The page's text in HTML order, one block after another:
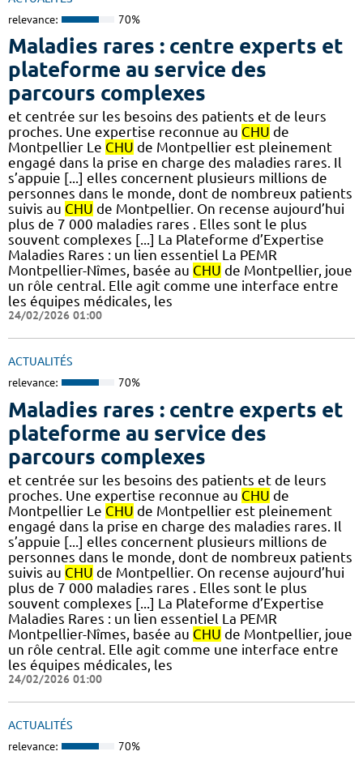
relevance: 70%
Maladies rares : centre experts et
plateforme au service des
parcours complexes
et centrée sur les besoins des patients et de leurs
proches. Une expertise reconnue au CHU de
Montpellier Le CHU de Montpellier est pleinement
engagé dans la prise en charge des maladies rares. Il
s’appuie [...] elles concernent plusieurs millions de
personnes dans le monde, dont de nombreux patients
suivis au CHU de Montpellier. On recense aujourd’hui
plus de 7 000 maladies rares . Elles sont le plus
souvent complexes [...] La Plateforme d’Expertise
Maladies Rares : un lien essentiel La PEMR
Montpellier-Nîmes, basée au CHU de Montpellier, joue
un rôle central. Elle agit comme une interface entre
les équipes médicales, les
24/02/2026 01:00
ACTUALITÉS
relevance: 70%
Maladies rares : centre experts et
plateforme au service des
parcours complexes
et centrée sur les besoins des patients et de leurs
proches. Une expertise reconnue au CHU de
Montpellier Le CHU de Montpellier est pleinement
engagé dans la prise en charge des maladies rares. Il
s’appuie [...] elles concernent plusieurs millions de
personnes dans le monde, dont de nombreux patients
suivis au CHU de Montpellier. On recense aujourd’hui
plus de 7 000 maladies rares . Elles sont le plus
souvent complexes [...] La Plateforme d’Expertise
Maladies Rares : un lien essentiel La PEMR
Montpellier-Nîmes, basée au CHU de Montpellier, joue
un rôle central. Elle agit comme une interface entre
les équipes médicales, les
24/02/2026 01:00
ACTUALITÉS
relevance: 70%